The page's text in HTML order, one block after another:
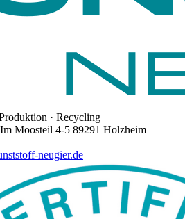
· Recycling
Moosteil 4-5 89291 Holzheim
neugier.de